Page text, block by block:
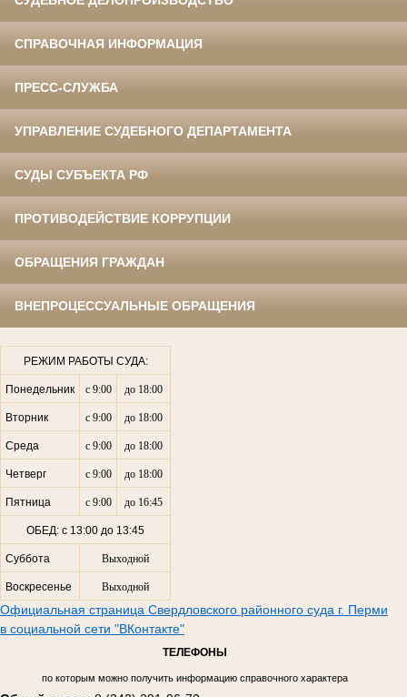
СПРАВОЧНАЯ ИНФОРМАЦИЯ
ПРЕСС-СЛУЖБА
УПРАВЛЕНИЕ СУДЕБНОГО ДЕПАРТАМЕНТА
СУДЫ СУБЪЕКТА РФ
ПРОТИВОДЕЙСТВИЕ КОРРУПЦИИ
ОБРАЩЕНИЯ ГРАЖДАН
ВНЕПРОЦЕССУАЛЬНЫЕ ОБРАЩЕНИЯ
РЕЖИМ РАБОТЫ СУДА:
Понедельник с 9:00 до 18:00
Вторник с 9:00 до 18:00
Среда с 9:00 до 18:00
Четверг с 9:00 до 18:00
Пятница с 9:00 до 16:45
ОБЕД: с 13:00 до 13:45
Суббота Выходной
Воскресенье Выходной
Официальная страница Свердловского районного суда г. Перми
в социальной сети "ВКонтакте"
ТЕЛЕФОНЫ
по которым можно получить информацию справочного характера